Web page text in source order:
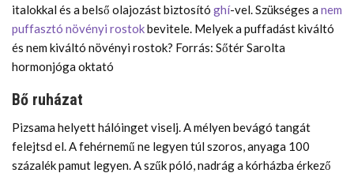
italokkal és a belső olajozást biztosító ghí-vel. Szükséges a nem
puffasztó növényi rostokbevitele. Melyek a puffadást kiváltó
és nem kiváltó növényi rostok? Forrás: Sőtér Sarolta
hormonjóga oktató
Bő ruházat
Pizsama helyett hálóinget viselj. A mélyen bevágó tangát
felejtsd el. A fehérnemű ne legyen túl szoros, anyaga 100
százalék pamut legyen. A szűk póló, nadrág a kórházba érkező